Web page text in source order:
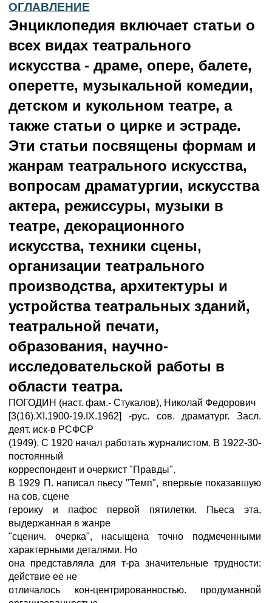
ОГЛАВЛЕНИЕ
Энциклопедия включает статьи о
всех видах театрального
искусства - драме, опере, балете,
оперетте, музыкальной комедии,
детском и кукольном театре, а
также статьи о цирке и эстраде.
Эти статьи посвящены формам и
жанрам театрального искусства,
вопросам драматургии, искусства
актера, режиссуры, музыки в
театре, декорационного
искусства, техники сцены,
организации театрального
производства, архитектуры и
устройства театральных зданий,
театральной печати,
образования, научно-
исследовательской работы в
области театра.
ПОГОДИН (наст. фам.- Стукалов), Николай Федорович
[3(16).XI.1900-19.IX.1962] -рус. сов. драматург. Засл.
деят. иск-в РСФСР
(1949). С 1920 начал работать журналистом. В 1922-30-
постоянный
корреспондент и очеркист "Правды".
В 1929 П. написал пьесу "Темп", впервые показавшую
на сов. сцене
героику и пафос первой пятилетки. Пьеса эта,
выдержанная в жанре
"сценич. очерка", насыщена точно подмеченными
характерными деталями. Но
она представляла для т-ра значительные трудности:
действие ее не
отличалось кон-центрированностью. продуманной